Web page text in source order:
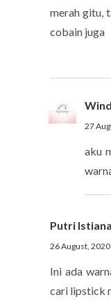
merah gitu,
cobain juga
27
aku
Putri Istiana
26 August,
Ini ada
cari lipstick